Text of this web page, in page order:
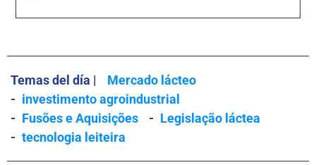
Temas del día |
Mercado lácteo
- investimento agroindustrial
- Fusões e Aquisições - Legislação láctea
- tecnologia leiteira